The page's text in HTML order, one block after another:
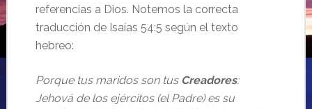
referencias a Dios. Notemos la correcta
traducción de Isaías 54:5 según el texto
hebreo:
Porque tus maridos son tus Creadores:
Jehová de los ejércitos (el Padre) es su